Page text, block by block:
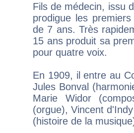
Fils de médecin, issu
prodigue les
de 7 ans. Très
15 ans produit sa
pour quatre voix.
En 1909, il entre au
Jules Bonval
Marie Widor
(orgue), Vincent
(histoire de la